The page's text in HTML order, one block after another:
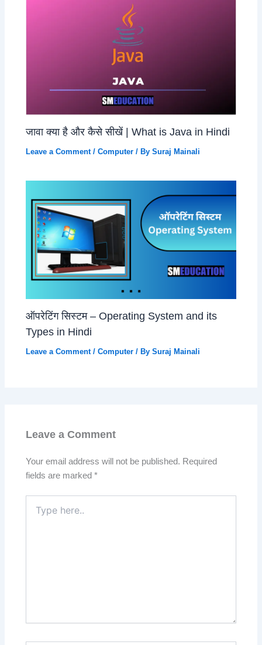
जावा क्या है और कैसे सीखें | What is Java in Hindi
Leave a Comment /Computer / BySuraj Mainali
ऑपरेटिंग सिस्टम – Operating System and its
Types in Hindi
Leave a Comment /Computer / BySuraj Mainali
Leave a Comment
Your email address will not be published. Required
fields are marked*
here..